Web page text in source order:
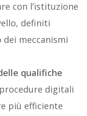
con l’istituzione
definiti
dei meccanismi
qualifiche
digitali
più efficiente